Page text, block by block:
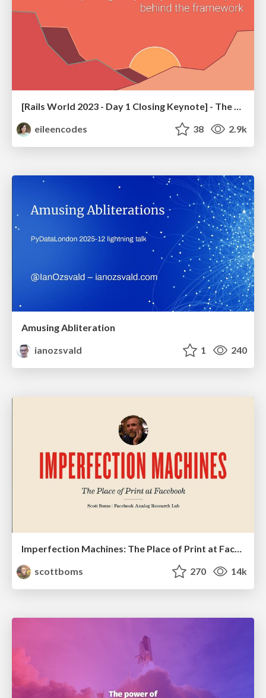
eileencodes
38 2.9k
Amusing Abliteration
ianozsvald
1 240
Imperfection Machines: The Place of Print at Facebook
scottboms
270 14k